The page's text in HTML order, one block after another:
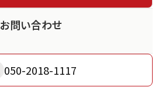
お問い合わせ
050-2018-1117